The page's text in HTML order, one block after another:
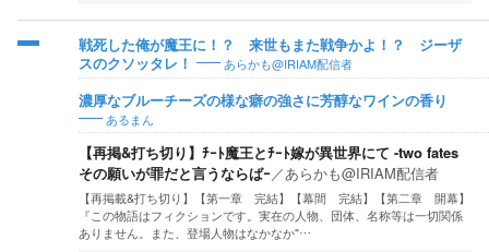
戦死した俺が魔王に！？ 来世もまた戦争かよ！？ ジーザ
スのクソッタレ！
あらかも@IRIAM配信者
濃厚なブルーチーズの様な癖の強さに芳醇なワインの香り
あるまん
【再掲&打ち切り】ﾁｰﾄ魔王とﾁｰﾄ嫁が異世界にて -two fates
その願いが罪だと言うならばｰ／あらかも@IRIAM配信者
【再掲載&打ち切り】【第一章 完結】【幕間 完結】【第二章 開幕】
『この物語はフィクションです。実在の人物、団体、名称等は一切関係
ありません。また、登場人物はなかなか"…